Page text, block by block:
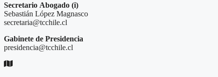
Secretario Abogado (i)
Sebastián López Magnasco
secretaria@tcchile.cl
Gabinete de Presidencia
presidencia@tcchile.cl